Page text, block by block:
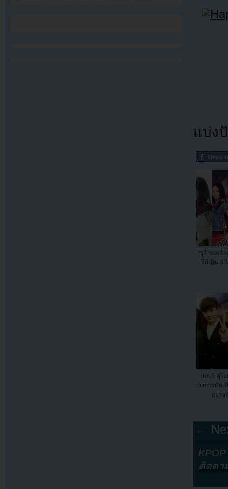
แบ่ง
ซูจี ซอลลี่
ให้เป็น 3
เผย 6 คู่ไ
วงการบัน
อย่าง
←
ติดตา